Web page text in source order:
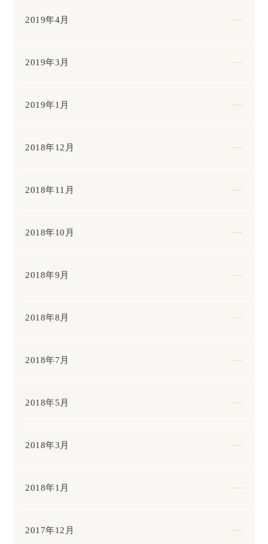
2019年4月
2019年3月
2019年1月
2018年12月
2018年11月
2018年10月
2018年9月
2018年8月
2018年7月
2018年5月
2018年3月
2018年1月
2017年12月